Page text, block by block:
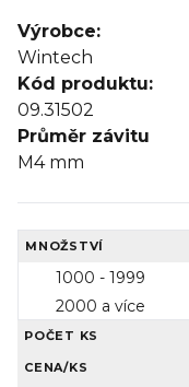
Výrobce:
Wintech
Kód produktu:
09.31502
Průměr závitu
M4mm
MNOŽSTVÍ
1000 - 1999
2000 a více
POČET KS
CENA/KS